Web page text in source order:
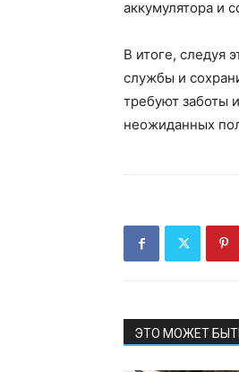
аккумулятора и
В итоге, следуя
службы и
требуют заботы
неожиданных
ЭТО МОЖЕТ